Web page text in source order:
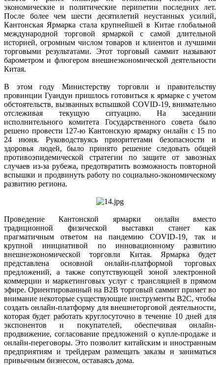
экономические и политические перипетии последних лет.
После более чем шести десятилетий неустанных усилий,
Кантонская Ярмарка стала крупнейшей в Китае глобальной
международной торговой ярмаркой с самой длительной
историей, огромным числом товаров и клиентов и лучшими
торговыми результатами. Этот торговый саммит называют
барометром и флюгером внешнеэкономической деятельности
Китая.
В этом году Министерству торговли и правительству
провинции Гуандун пришлось готовиться к ярмарке с учетом
обстоятельств, вызванных вспышкой COVID-19, внимательно
отслеживая текущую ситуацию. На заседании
исполнительного комитета Государственного совета было
решено провести 127-ю Кантонскую ярмарку онлайн с 15 по
24 июня. Руководствуясь приоритетами безопасности и
здоровья людей, было принято решение следовать общей
противоэпидемической стратегии по защите от завозных
случаев из-за рубежа, предотвратить возможность повторной
вспышки и продвинуть работу по социально-экономическому
развитию региона.
Проведение Кантонской ярмарки онлайн вместо
традиционной физической выставки станет как
прагматичным ответом на пандемию COVID-19, так и
крупной инициативой по инновационному развитию
внешнеэкономической торговли Китая. Ярмарка будет
представлена основной онлайн-платформой торговых
предложений, а также сопутствующей зоной электронной
коммерции и маркетинговых услуг с трансляцией в прямом
эфире. Ориентированный на B2B торговый саммит примет во
внимание некоторые существующие инструменты B2C, чтобы
создать онлайн-платформу для внешнеторговой деятельности,
которая будет работать круглосуточно в течение 10 дней для
экспонентов и покупателей, обеспечивая онлайн-
продвижение, согласование предложений о купле-продаже и
онлайн-переговоры. Это позволит китайским и иностранным
предприятиям и трейдерам размещать заказы и заниматься
привычным бизнесом, оставаясь дома.